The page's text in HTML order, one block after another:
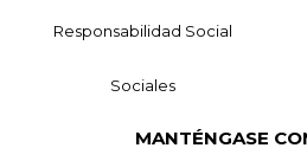
Responsabilidad Social
Sociales
MANTÉNGASE